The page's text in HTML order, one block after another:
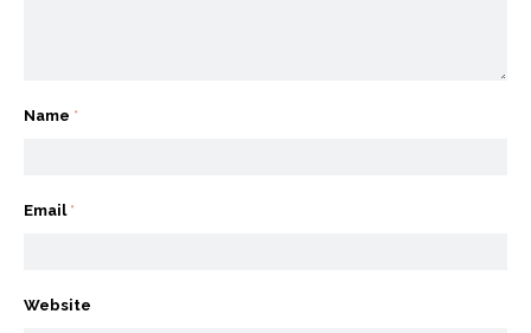
Name *
Email *
Website